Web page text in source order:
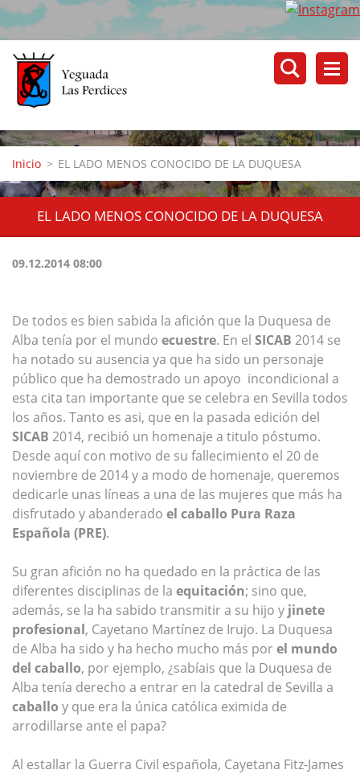
Inicio > EL LADO MENOS CONOCIDO DE LA DUQUESA
EL LADO MENOS CONOCIDO DE LA DUQUESA
09.12.2014 08:00
De todos es bien sabida la afición que la Duquesa de
Alba tenía por el mundo ecuestre. En el SICAB 2014 se
ha notado su ausencia ya que ha sido un personaje
público que ha demostrado un apoyo incondicional a
esta cita tan importante que se celebra en Sevilla todos
los años. Tanto es asi, que en la pasada edición del
SICAB 2014, recibió un homenaje a titulo póstumo.
Desde aquí con motivo de su fallecimiento el 20 de
noviembre de 2014 y a modo de homenaje, queremos
dedicarle unas líneas a una de las mujeres que más ha
disfrutado y abanderado el caballo Pura Raza
Española (PRE).
Su gran afición no ha quedado en la práctica de las
diferentes disciplinas de la equitación; sino que,
además, se la ha sabido transmitir a su hijo y jinete
profesional, Cayetano Martínez de Irujo. La Duquesa
de Alba ha sido y ha hecho mucho más porel mundo
del caballo, por ejemplo, ¿sabíais que la Duquesa de
Alba tenía derecho a entrar en la catedral de Sevilla a
caballo y que era la única católica eximida de
arrodillarse ante el papa?
Al estallar la Guerra Civil española, Cayetana Fitz-James